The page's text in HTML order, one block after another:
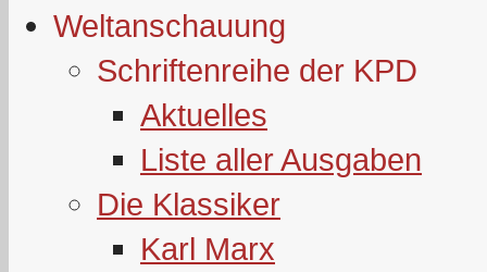
Weltanschauung
Schriftenreihe der KPD
Aktuelles
Liste aller Ausgaben
Die Klassiker
Karl Marx